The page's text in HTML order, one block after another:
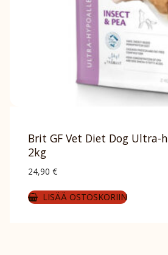
Brit GF Vet Diet Dog Ultra-
2kg
24,90 €
LISÄÄ OSTOSKORIIN